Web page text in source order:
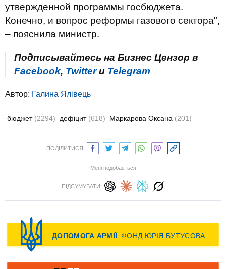
утвержденной программы госбюджета.
Конечно, и вопрос реформы газового сектора",
– пояснила министр.
Подписывайтесь на Бизнес Цензор в
Facebook, Twitterи Telegram
Автор: Галина Ялівець
бюджет (2294) дефіцит (618) Маркарова Оксана (201)
ПОДІЛИТИСЯ:
Мені подобається
ПІДСУМУВАТИ: